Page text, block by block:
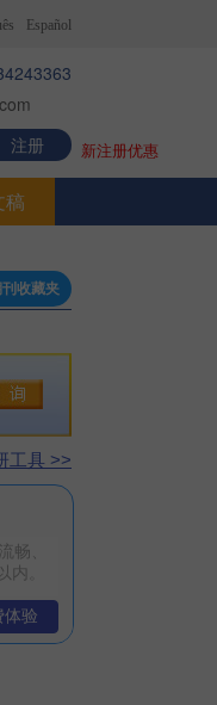
Español
注册 新注册优惠
稿
收藏夹
工具 >>
体验